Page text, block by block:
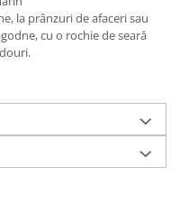
la prânzuri de afaceri sau
cu o rochie de seară